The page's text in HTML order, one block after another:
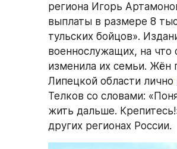
региона Игорь
выплаты в размере 8
тульских бойцов».
военнослужащих, на что
изменила их семьи. Жён
Липецкой области лично
Телков со словами:
жить дальше.
других регионах России.